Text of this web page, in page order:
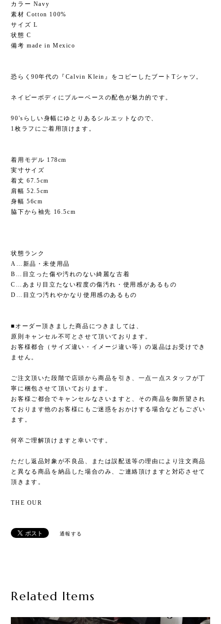
カラー Navy
素材 Cotton 100%
サイズ L
状態 C
備考 made in Mexico
恐らく90年代の『Calvin Klein』をコピーしたブートTシャツ。
ネイビーボディにブルーベースの配色が魅力的です。
90'sらしい身幅にゆとりあるシルエットなので、
1枚ラフにご着用頂けます。
着用モデル 178cm
実寸サイズ
着丈 67.5cm
肩幅 52.5cm
身幅 56cm
脇下から袖先 16.5cm
状態ランク
A…新品・未使用品
B…目立った傷や汚れのない綺麗な古着
C…あまり目立たない程度の傷汚れ・使用感があるもの
D…目立つ汚れやかなり使用感のあるもの
■オーダー頂きました商品につきましては、
原則キャンセル不可とさせて頂いております。
お客様都合（サイズ違い・イメージ違い等）の返品はお受けでき
ません。
ご注文頂いた段階で店頭から商品を引き、一点一点スタッフが丁
寧に梱包させて頂いております。
お客様ご都合でキャンセルなさいますと、その商品を御所望され
ております他のお客様にもご迷惑をおかけする場合などもござい
ます。
何卒ご理解頂けますと幸いです。
ただし返品対象が不良品、または誤配送等の理由により注文商品
と異なる商品を納品した場合のみ、ご連絡頂けますと対応させて
頂きます。
THE OUR
通報する
Related Items